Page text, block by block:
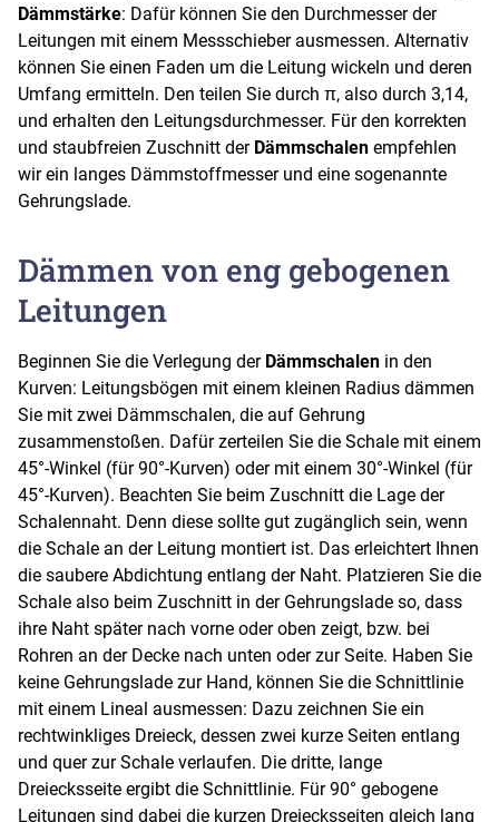
Dämmstärke: Dafür können Sie den Durchmesser der
Leitungen mit einem Messschieber ausmessen. Alternativ
können Sie einen Faden um die Leitung wickeln und deren
Umfang ermitteln. Den teilen Sie durch π, also durch 3,14,
und erhalten den Leitungsdurchmesser. Für den korrekten
und staubfreien Zuschnitt der Dämmschalen empfehlen
wir ein langes Dämmstoffmesser und eine sogenannte
Gehrungslade.
Dämmen von eng gebogenen
Leitungen
Beginnen Sie die Verlegung derDämmschalen in den
Kurven: Leitungsbögen mit einem kleinen Radius dämmen
Sie mit zwei Dämmschalen, die auf Gehrung
zusammenstoßen. Dafür zerteilen Sie die Schale mit einem
45°-Winkel (für 90°-Kurven) oder mit einem 30°-Winkel (für
45°-Kurven). Beachten Sie beim Zuschnitt die Lage der
Schalennaht. Denn diese sollte gut zugänglich sein, wenn
die Schale an der Leitung montiert ist. Das erleichtert Ihnen
die saubere Abdichtung entlang der Naht. Platzieren Sie die
Schale also beim Zuschnitt in der Gehrungslade so, dass
ihre Naht später nach vorne oder oben zeigt, bzw. bei
Rohren an der Decke nach unten oder zur Seite. Haben Sie
keine Gehrungslade zur Hand, können Sie die Schnittlinie
mit einem Lineal ausmessen: Dazu zeichnen Sie ein
rechtwinkliges Dreieck, dessen zwei kurze Seiten entlang
und quer zur Schale verlaufen. Die dritte, lange
Dreiecksseite ergibt die Schnittlinie. Für 90° gebogene
Leitungen sind dabei die kurzen Dreiecksseiten gleich lang